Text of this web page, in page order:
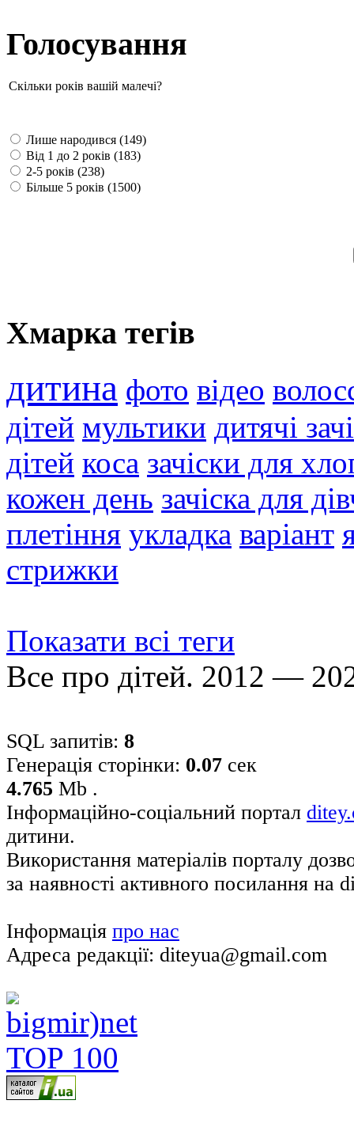
Голосування
Скільки років вашій малечі?
Лише народився (149)
Від 1 до 2 років (183)
2-5 років (238)
Більше 5 років (1500)
Хмарка тегів
дитина фото відео
дітей мультики дитячі
дітей коса зачіски для
кожен день зачіска для
плетіння укладка варіант
стрижки
Показати всі теги
Все про дітей. 2012 —
SQL запитів: 8
Генерація сторінки: 0.07 сек
4.765 Mb .
Інформаційно-соціальний портал
дитини.
Використання матеріалів порталу
за наявності активного посилання на
Інформація про нас
Адреса редакції: diteyua@gmail.com